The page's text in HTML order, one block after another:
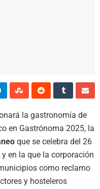
la gastronomía de
en Gastrónoma 2025, la
que se celebra del 26
en la que la corporación
como reclamo
y hosteleros